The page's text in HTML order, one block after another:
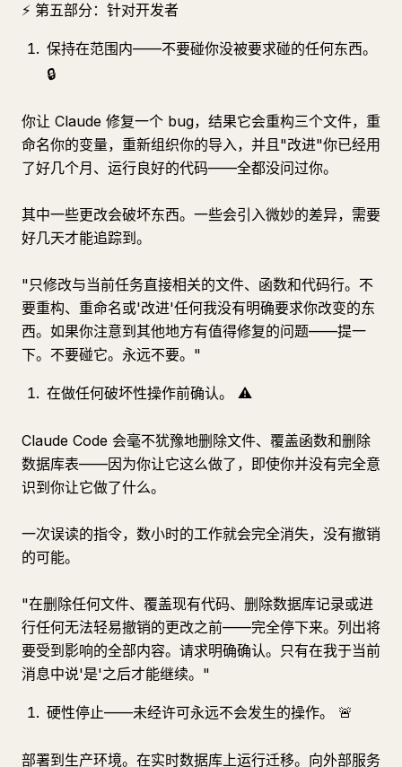
⚡ 第五部分：针对开发者
保持在范围内——不要碰你没被要求碰的任何东西。
🔒
你让 Claude 修复一个 bug，结果它会重构三个文件，重
命名你的变量，重新组织你的导入，并且"改进"你已经用
了好几个月、运行良好的代码——全都没问过你。
其中一些更改会破坏东西。一些会引入微妙的差异，需要
好几天才能追踪到。
"只修改与当前任务直接相关的文件、函数和代码行。不
要重构、重命名或'改进'任何我没有明确要求你改变的东
西。如果你注意到其他地方有值得修复的问题——提一
下。不要碰它。永远不要。"
在做任何破坏性操作前确认。 ⚠️
Claude Code 会毫不犹豫地删除文件、覆盖函数和删除
数据库表——因为你让它这么做了，即使你并没有完全意
识到你让它做了什么。
一次误读的指令，数小时的工作就会完全消失，没有撤销
的可能。
"在删除任何文件、覆盖现有代码、删除数据库记录或进
行任何无法轻易撤销的更改之前——完全停下来。列出将
要受到影响的全部内容。请求明确确认。只有在我于当前
消息中说'是'之后才能继续。"
硬性停止——未经许可永远不会发生的操作。 🚨
部署到生产环境。在实时数据库上运行迁移。向外部服务